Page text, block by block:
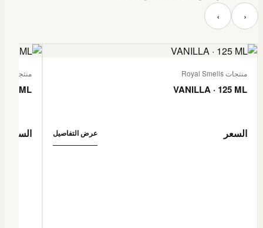
‹ ›
منتجات Royal Smells
VANILLA · 125 ML
السعر عرض التفاصيل
منتجات Royal Smells
ML
السعر